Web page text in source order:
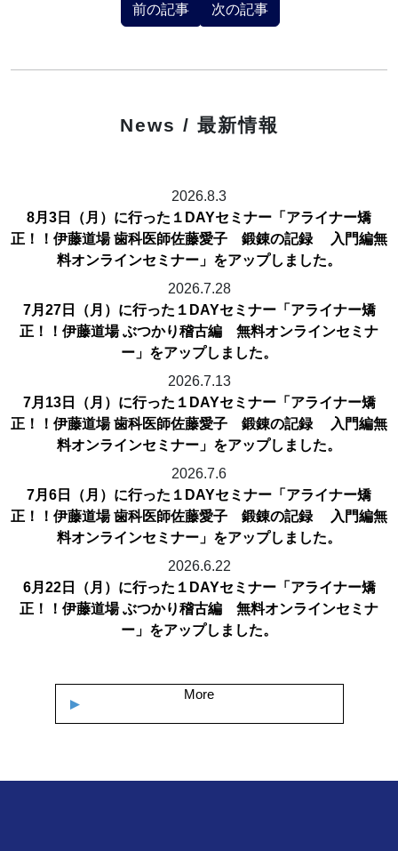
前の記事
次の記事
News / 最新情報
2026.8.3
8月3日（月）に行った１DAYセミナー「アライナー矯
正！！伊藤道場 歯科医師佐藤愛子 鍛錬の記録 入門編無
料オンラインセミナー」をアップしました。
2026.7.28
7月27日（月）に行った１DAYセミナー「アライナー矯
正！！伊藤道場 ぶつかり稽古編 無料オンラインセミナ
ー」をアップしました。
2026.7.13
7月13日（月）に行った１DAYセミナー「アライナー矯
正！！伊藤道場 歯科医師佐藤愛子 鍛錬の記録 入門編無
料オンラインセミナー」をアップしました。
2026.7.6
7月6日（月）に行った１DAYセミナー「アライナー矯
正！！伊藤道場 歯科医師佐藤愛子 鍛錬の記録 入門編無
料オンラインセミナー」をアップしました。
2026.6.22
6月22日（月）に行った１DAYセミナー「アライナー矯
正！！伊藤道場 ぶつかり稽古編 無料オンラインセミナ
ー」をアップしました。
More